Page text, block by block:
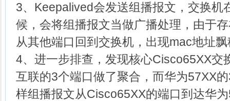
3、Keepalived会发送组播报文，交换机
候，会将组播报文当做广播处理，由于
从其他端口回到交换机，出现mac地址
4、进一步排查，发现核心Cisco65XX交
互联的3个端口做了聚合，而华为57XX
样组播报文从Cisco65XX的端口到达华